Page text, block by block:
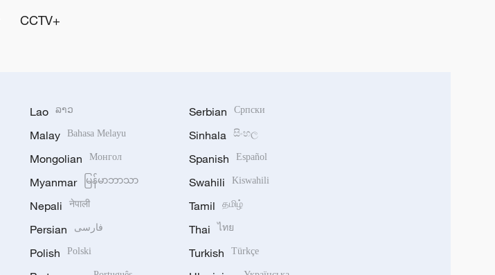
CCTV+
Lao ລາວ
Malay Bahasa Melayu
Mongolian Монгол
Myanmar မြန်မာဘာသာ
Nepali नेपाली
Persian فارسی
Polish Polski
Serbian Српски
Sinhala සිංහල
Spanish Español
Swahili Kiswahili
Tamil தமிழ்
Thai ไทย
Turkish Türkçe